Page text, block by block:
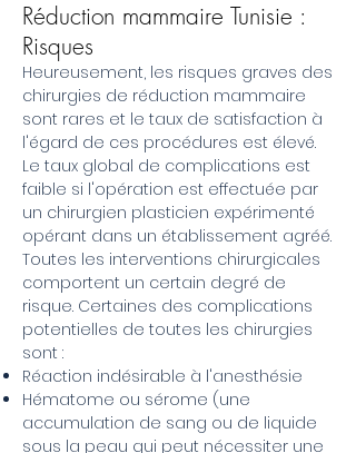
Réduction mammaire Tunisie :
Risques
Heureusement, les risques graves des
chirurgies de réduction mammaire
sont rares et le taux de satisfaction à
l'égard de ces procédures est élevé.
Le taux global de complications est
faible si l'opération est effectuée par
un chirurgien plasticien expérimenté
opérant dans un établissement agréé.
Toutes les interventions chirurgicales
comportent un certain degré de
risque. Certaines des complications
potentielles de toutes les chirurgies
sont :
Réaction indésirable à l'anesthésie
Hématome ou sérome (une
accumulation de sang ou de liquide
sous la peau qui peut nécessiter une